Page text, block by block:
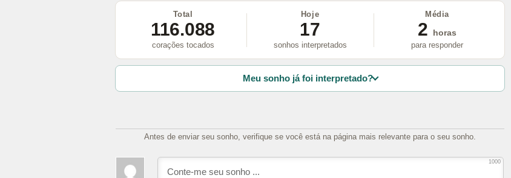
Total
116.088
corações tocados
Hoje
17
sonhos interpretados
Média
2
horas
para responder
Meu sonho já foi interpretado?
Antes de enviar seu sonho, verifique se você está na página mais relevante para o seu sonho.
1000